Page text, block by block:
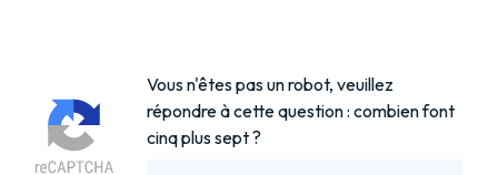
Vous n'êtes pas un robot, veuillez
répondre à cette question : combien font
cinq plus sept ?